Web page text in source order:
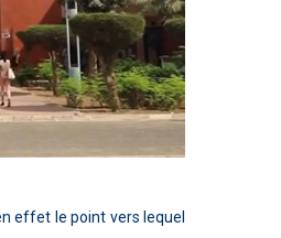
effet le point vers lequel